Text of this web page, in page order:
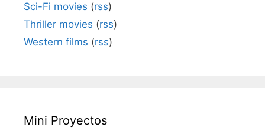
Sci-Fi movies (rss)
Thriller movies (rss)
Western films (rss)
Mini Proyectos